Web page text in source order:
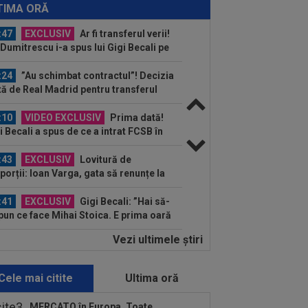
ORĂ
transfer! Agentul său a ”rupt”
EXCLUSIV
Ar fi transferul verii!
Dumitrescu i-a spus lui Gigi Becali pe
”Au schimbat contractul”! Decizia
de Real Madrid pentru transferul
VIDEO EXCLUSIV
Prima dată!
Becali a spus de ce a intrat FCSB în
EXCLUSIV
Lovitură de
Ioan Varga, gata să renunțe la
EXCLUSIV
Gigi Becali: ”Hai să-
ce face Mihai Stoica. E prima oară
Dorit iar de Varga la
EXCLUSIV
Gică Craioveanu a
serii, după KuPS - Craiova:
Vezi ultimele ştiri
mai citite Ultima oră